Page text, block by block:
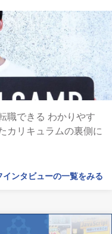
職できる わかりやす
カリキュラムの裏側に
インタビューの一覧をみる